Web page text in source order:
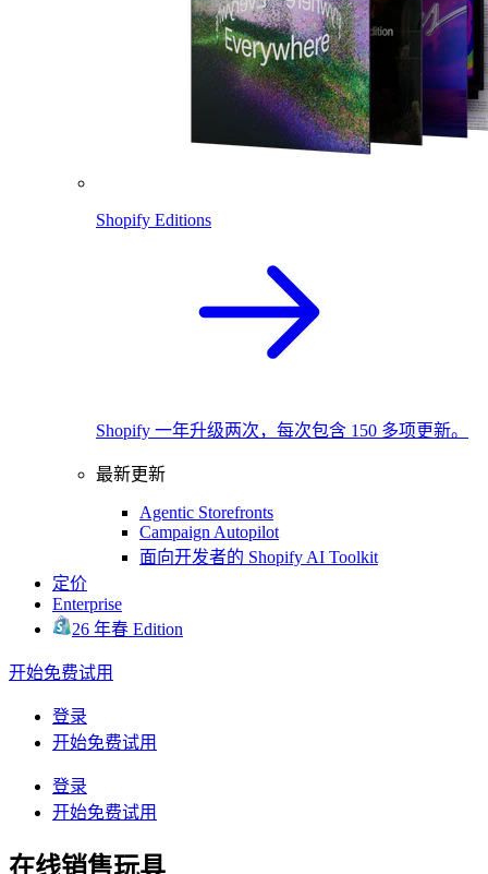
Shopify Editions
Shopify 一年升级两次，每次包含 150 多项更新。
最新更新
Agentic Storefronts
Campaign Autopilot
面向开发者的 Shopify AI Toolkit
定价
Enterprise
26 年春 Edition
开始免费试用
登录
开始免费试用
登录
开始免费试用
在线销售玩具